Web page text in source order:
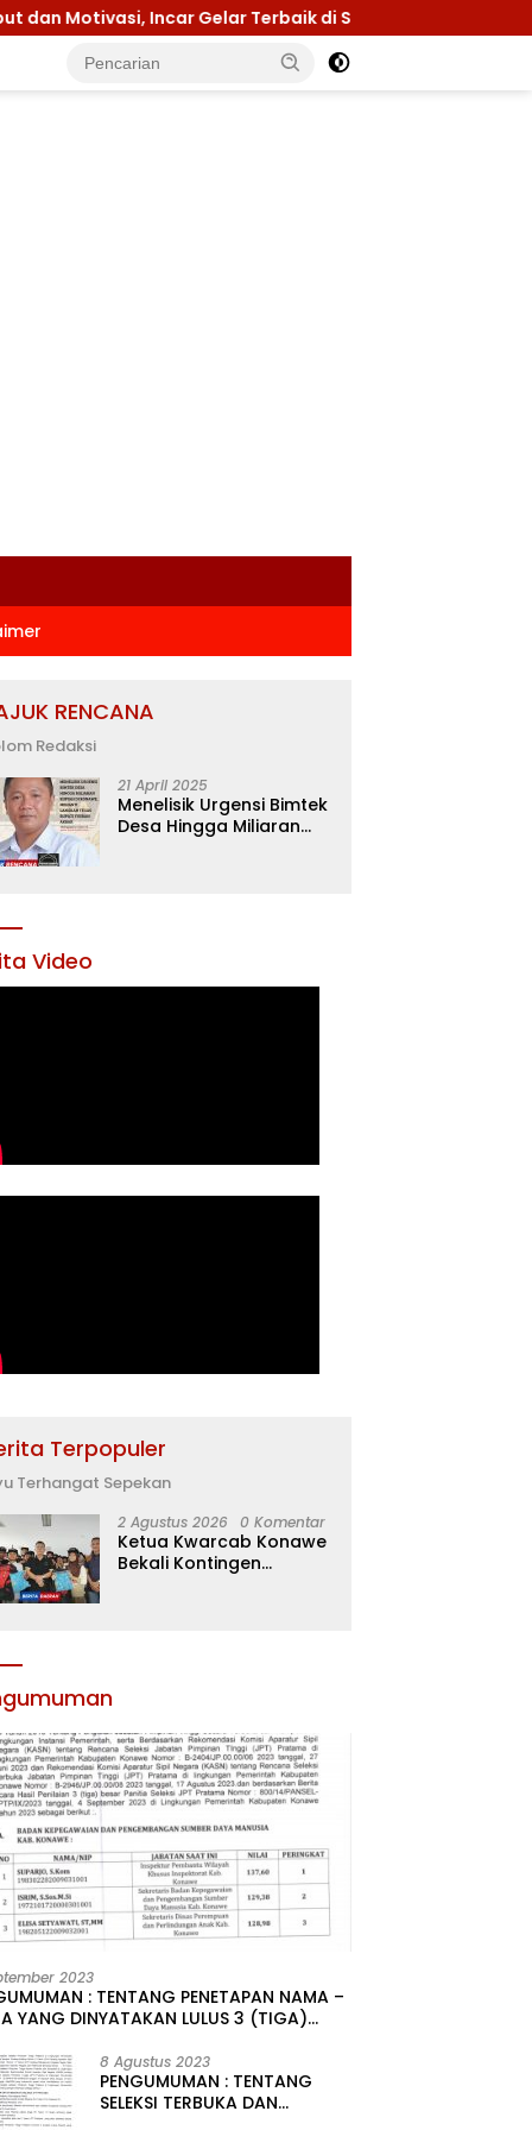
di Sultra Menuju Jamnas 2026, Ketua Kwarcab
RENCANA
Redaksi
21 April 2025
Menelisik Urgensi Bimtek
Desa Hingga Miliaran
Video
Terpopuler
Terhangat Sepekan
2 Agustus 2026 0 Komentar
Ketua Kwarcab Konawe
Bekali Kontingen
2023
: TENTANG PENETAPAN NAMA –
YANG DINYATAKAN LULUS 3 (TIGA)
PIMPINAN TINGGI PRATAMA DI
PEMERINTAH DAERAH
KONAWE
8 Agustus 2023
PENGUMUMAN : TENTANG
SELEKSI TERBUKA DAN